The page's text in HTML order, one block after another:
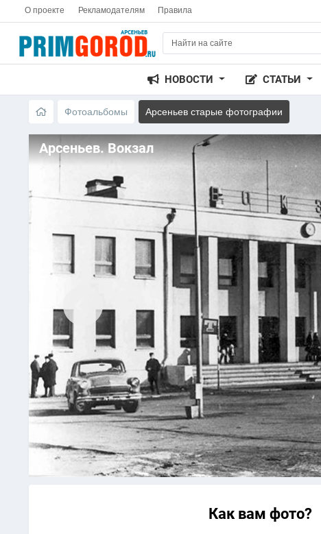
О проекте Рекламодателям Правила
НОВОСТИ СТАТЬИ
Фотоальбомы Арсеньев старые фотографии
Арсеньев. Вокзал
Как вам фото?